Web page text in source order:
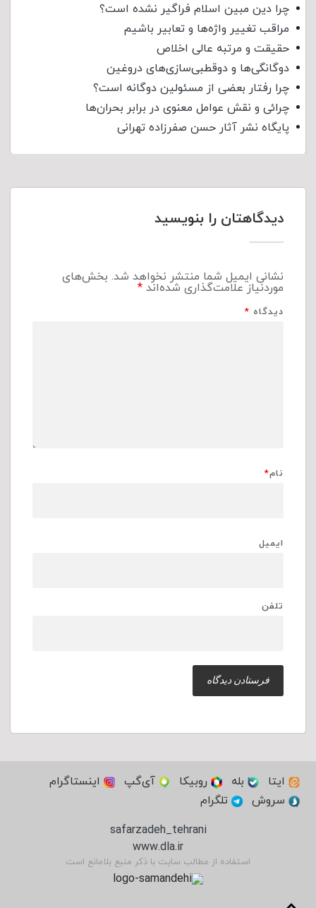
چرا دین مبین اسلام فراگیر نشده است؟
مراقب تغییر واژه‌ها و تعابیر باشیم
حقیقت و مرتبه عالی اخلاص
دوگانگی‌ها و دوقطبی‌سازی‌های دروغین
چرا رفتار بعضی از مسئولین دوگانه است؟
چرائی و نقش عوامل معنوی در برابر بحران‌ها
پایگاه نشر آثار حسن صفرزاده تهرانی
دیدگاهتان را بنویسید
نشانی ایمیل شما منتشر نخواهد شد. بخش‌های
موردنیاز علامت‌گذاری شده‌اند*
دیدگاه *
نام*
ایمیل
تلفن
ایتا بله روبیکا آی‌گپ
اینستاگرام
سروش
تلگرام
safarzadeh_tehrani
www.dla.ir
استفاده از مطالب سایت با ذکر منبع بلامانع است